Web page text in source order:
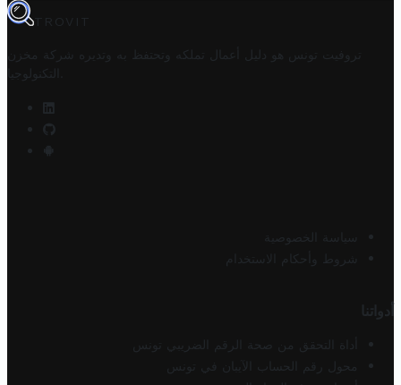
TROVIT
تروفيت تونس هو دليل أعمال تملكه وتحتفظ به وتديره
شركة مخزن
التكنولوجيا
سياسة الخصوصية
شروط وأحكام الاستخدام
أدواتنا
أداة التحقق من صحة الرقم الضريبي تونس
محول رقم الحساب الآيبان في تونس